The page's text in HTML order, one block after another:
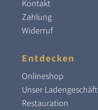
Kontakt
Zahlung
Widerruf
Entdecken
Onlineshop
Unser Ladengeschäft
Restauration